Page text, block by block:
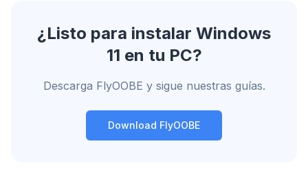
¿Listo para instalar Windows
11 en tu PC?
Descarga FlyOOBE y sigue nuestras guías.
Download FlyOOBE